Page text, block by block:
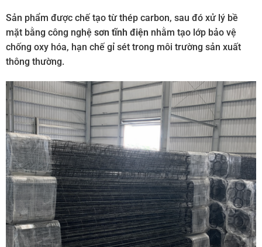
Sản phẩm được chế tạo từ thép carbon, sau đó xử lý bề
mặt bằng công nghệ sơn tĩnh điện nhằm tạo lớp bảo vệ
chống oxy hóa, hạn chế gỉ sét trong môi trường sản xuất
thông thường.